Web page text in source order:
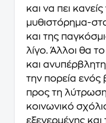
και να πει
μυθιστόρημα-
και της
λίγο. Άλλοι θα
και
την πορεία
προς τη
κοινωνικό
εξεγερμένης